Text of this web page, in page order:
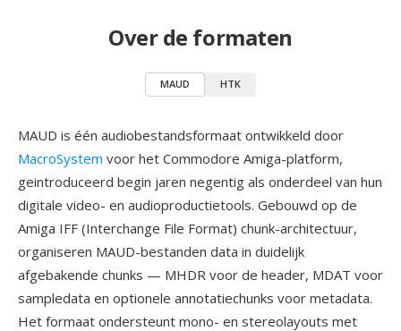
Over de formaten
MAUD HTK
MAUD is één audiobestandsformaat ontwikkeld door
MacroSystem voor het Commodore Amiga-platform,
geintroduceerd begin jaren negentig als onderdeel van hun
digitale video- en audioproductietools. Gebouwd op de
Amiga IFF (Interchange File Format) chunk-architectuur,
organiseren MAUD-bestanden data in duidelijk
afgebakende chunks — MHDR voor de header, MDAT voor
sampledata en optionele annotatiechunks voor metadata.
Het formaat ondersteunt mono- en stereolayouts met